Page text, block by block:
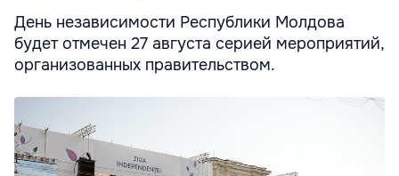
День независимости Республики Молдова
будет отмечен 27 августа серией мероприятий,
организованных правительством.